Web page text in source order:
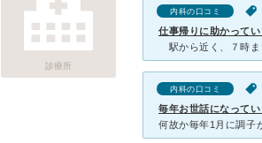
診療所
内科の口コミ
仕事帰りに助かってい
内科の口コミ
毎年お世話になってい